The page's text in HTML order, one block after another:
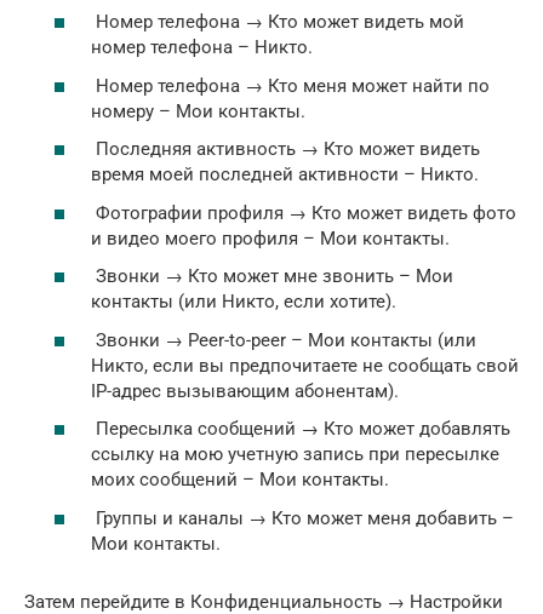
Номер телефона → Кто может видеть мой
номер телефона – Никто.
Номер телефона → Кто меня может найти по
номеру – Мои контакты.
Последняя активность → Кто может видеть
время моей последней активности – Никто.
Фотографии профиля → Кто может видеть фото
и видео моего профиля – Мои контакты.
Звонки → Кто может мне звонить – Мои
контакты (или Никто, если хотите).
Звонки → Peer-to-peer – Мои контакты (или
Никто, если вы предпочитаете не сообщать свой
IP-адрес вызывающим абонентам).
Пересылка сообщений → Кто может добавлять
ссылку на мою учетную запись при пересылке
моих сообщений – Мои контакты.
Группы и каналы → Кто может меня добавить –
Мои контакты.
Затем перейдите в Конфиденциальность → Настройки